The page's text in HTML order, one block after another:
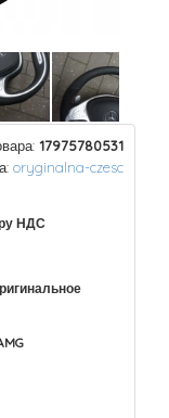
17975780531
oryginalna-czesc
НДС